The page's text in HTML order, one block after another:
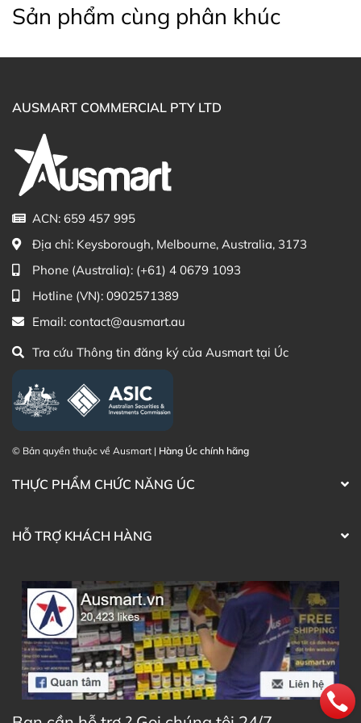
khách hàng của Ausmart tại:
Facebook Ausmart.au| Hàng Úc chính hãng
Điện thoại liên hệ đặt hàng: 0902.571.389
Thạc sĩ Điều dưỡng & Cố vấn sản
phẩm Lily Huỳnh
Sản phẩm cùng phân khúc
AUSMART COMMERCIAL PTY LTD
ACN: 659 457 995
Địa chỉ: Keysborough, Melbourne, Australia, 3173
Phone (Australia): (+61) 4 0679 1093
Hotline (VN): 0902571389
Email: contact@ausmart.au
Tra cứu Thông tin đăng ký của Ausmart tại Úc
© Bản quyền thuộc về Ausmart | Hàng Úc chính hãng
THỰC PHẨM CHỨC NĂNG ÚC
HỖ TRỢ KHÁCH HÀNG